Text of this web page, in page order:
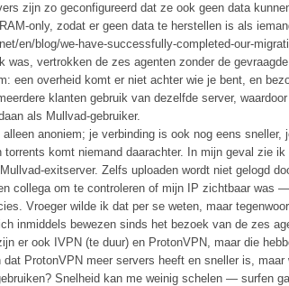
zijn zo geconfigureerd dat ze ook geen data
only, zodat er geen data te herstellen is als
en/blog/we-have-successfully-completed-our-
was, vertrokken de zes agenten zonder de
een overheid komt er niet achter wie je bent, en
klanten gebruik van dezelfde server,
als Mullvad-gebruiker.
alleen anoniem; je verbinding is ook nog eens
torrents komt niemand daarachter. In mijn geval zie
exitserver. Zelfs uploaden wordt niet gelogd
collega om te controleren of mijn IP zichtbaar was
Vroeger wilde ik dat per se weten, maar
inmiddels bewezen sinds het bezoek van de zes
er ook IVPN (te duur) en ProtonVPN, maar die
dat ProtonVPN meer servers heeft en sneller is,
Snelheid kan me weinig schelen — surfen